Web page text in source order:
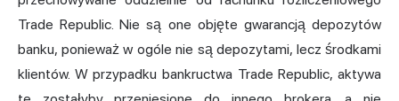
Trade Republic. Nie są one objęte gwarancją depozytów
banku, ponieważ w ogóle nie są depozytami, lecz środkami
klientów. W przypadku bankructwa Trade Republic, aktywa